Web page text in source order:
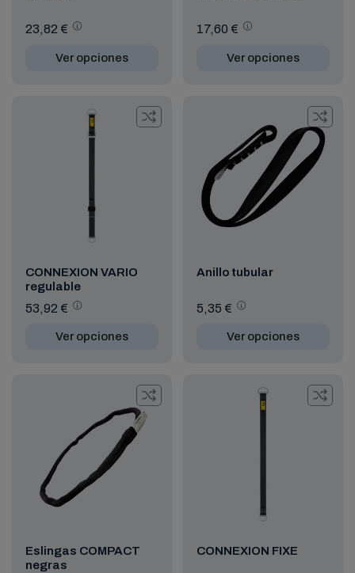
23,82 €
Ver opciones
17,60 €
Ver opciones
CONNEXION VARIO
regulable
53,92 €
Ver opciones
Anillo tubular
5,35 €
Ver opciones
Eslingas COMPACT
negras
CONNEXION FIXE